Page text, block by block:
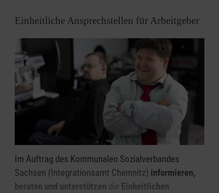
Einheitliche Ansprechstellen für Arbeitgeber
Im Auftrag des Kommunalen Sozialverbandes
Sachsen (Integrationsamt Chemnitz) informieren,
beraten und unterstützen die Einheitlichen